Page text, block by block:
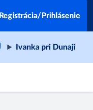
Registrácia/Prihlásenie
Ivanka pri Dunaji